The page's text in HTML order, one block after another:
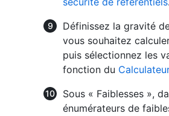
Définissez la gravité
vous souhaitez
puis sélectionnez les
fonction du
Sous « Faiblesses »,
énumérateurs de